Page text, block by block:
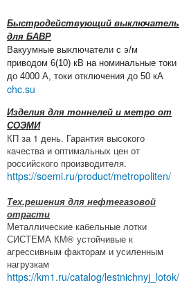
Быстродействующий выключатель
для БАВР
Вакуумные выключатели с э/м
приводом 6(10) кВ на номинальные токи
до 4000 А, токи отключения до 50 кА
chc.su
Изделия для тоннелей и метро от
СОЭМИ
КП за 1 день. Гарантия высокого
качества и оптимальных цен от
российского производителя.
https://soemi.ru/product/metropoliten/
Тех.решения для нефтегазовой
отрасти
Металлические кабельные лотки
СИСТЕМА КМ® устойчивые к
агрессивным факторам и усиленным
нагрузкам
https://km1.ru/catalog/lestnichnyj_lotok/